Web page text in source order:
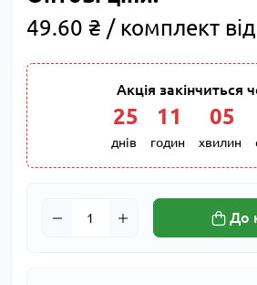
49.60 ₴ / комплект
Акція закінчиться
25
днів
11
годин
05
хвилин
До